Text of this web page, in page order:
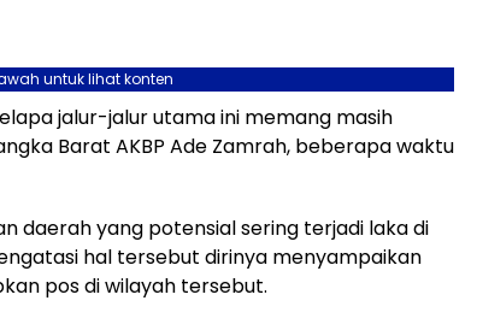
untuk lihat konten
jalur-jalur utama ini memang masih
Barat AKBP Ade Zamrah, beberapa waktu
daerah yang potensial sering terjadi laka di
hal tersebut dirinya menyampaikan
pos di wilayah tersebut.